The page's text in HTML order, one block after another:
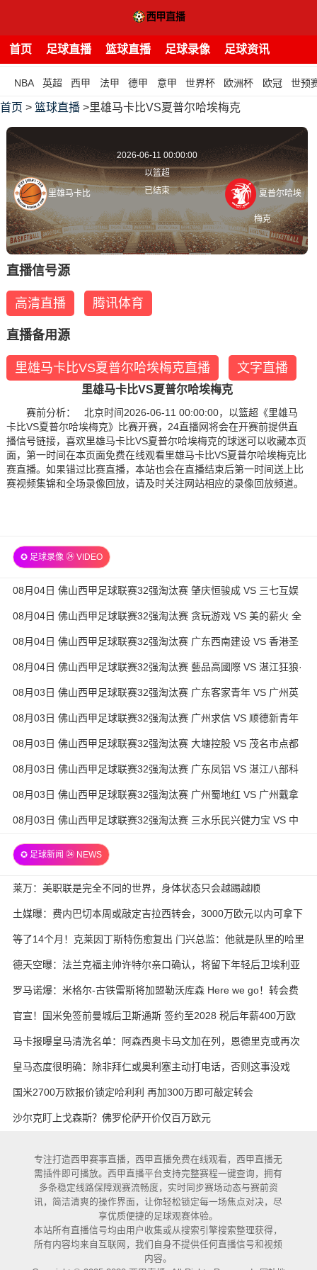
首页 足球直播 篮球直播 足球录像 足球资讯
NBA 英超 西甲 法甲 德甲 意甲 世界杯 欧洲杯 欧冠 世预
首页 > 篮球直播 >里雄马卡比VS夏普尔哈埃梅克
里雄马卡比
2026-06-11 00:00:00
以篮超
已结束
夏普尔哈埃
梅克
直播信号源
高清直播 腾讯体育
直播备用源
里雄马卡比VS夏普尔哈埃梅克直播 文字直播
里雄马卡比VS夏普尔哈埃梅克
赛前分析： 北京时间2026-06-11 00:00:00，以篮超《里雄马
卡比VS夏普尔哈埃梅克》比赛开赛，24直播网将会在开赛前提供直
播信号链接，喜欢里雄马卡比VS夏普尔哈埃梅克的球迷可以收藏本页
面，第一时间在本页面免费在线观看里雄马卡比VS夏普尔哈埃梅克比
赛直播。如果错过比赛直播，本站也会在直播结束后第一时间送上比
赛视频集锦和全场录像回放，请及时关注网站相应的录像回放频道。
✪ 足球录像 ㉔ VIDEO
08月04日 佛山西甲足球联赛32强淘汰赛 肇庆恒骏成 VS 三七互娱
全场录像
08月04日 佛山西甲足球联赛32强淘汰赛 贪玩游戏 VS 美的薪火 全
场录像
08月04日 佛山西甲足球联赛32强淘汰赛 广东西南建设 VS 香港圣
徒 全场录像
08月04日 佛山西甲足球联赛32强淘汰赛 藝品高國際 VS 湛江狂狼·
粵辉能源 全场录像
08月03日 佛山西甲足球联赛32强淘汰赛 广东客家青年 VS 广州英
华思力U17 全场录像
08月03日 佛山西甲足球联赛32强淘汰赛 广州求信 VS 顺德新青年
全场录像
08月03日 佛山西甲足球联赛32强淘汰赛 大塘控股 VS 茂名市点都
得 全场录像
08月03日 佛山西甲足球联赛32强淘汰赛 广东凤铝 VS 湛江八部科
技 全场录像
08月03日 佛山西甲足球联赛32强淘汰赛 广州蜀地红 VS 广州戴拿
模 全场录像
08月03日 佛山西甲足球联赛32强淘汰赛 三水乐民兴健力宝 VS 中
✪ 足球新闻 ㉔ NEWS
莱万：美职联是完全不同的世界，身体状态只会越踢越顺
土媒曝：费内巴切本周或敲定吉拉西转会，3000万欧元以内可拿下
等了14个月！克莱因丁斯特伤愈复出 门兴总监：他就是队里的哈里
·凯恩
德天空曝：法兰克福主帅许特尔亲口确认，将留下年轻后卫埃利亚
斯·鲍姆
罗马诺爆：米格尔-古铁雷斯将加盟勒沃库森 Here we go！转会费
3000万欧元
官宣！国米免签前曼城后卫斯通斯 签约至2028 税后年薪400万欧
马卡报曝皇马清洗名单：阿森西奥卡马文加在列，恩德里克或再次
外租
皇马态度很明确：除非拜仁或奥利塞主动打电话，否则这事没戏
国米2700万欧报价锁定哈利利 再加300万即可敲定转会
沙尔克盯上戈森斯？佛罗伦萨开价仅百万欧元
专注打造西甲赛事直播，西甲直播免费在线观看，西甲直播无
需插件即可播放。西甲直播平台支持完整赛程一键查询，拥有
多条稳定线路保障观赛流畅度，实时同步赛场动态与赛前资
讯，简洁清爽的操作界面，让你轻松锁定每一场焦点对决，尽
享优质便捷的足球观赛体验。
本站所有直播信号均由用户收集或从搜索引擎搜索整理获得，
所有内容均来自互联网，我们自身不提供任何直播信号和视频
内容。